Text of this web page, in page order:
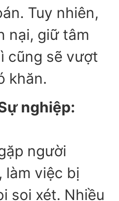
Tuy nhiên,
nại, giữ tâm
cũng sẽ vượt
khăn.
nghiệp:
người
làm việc bị
soi xét. Nhiều